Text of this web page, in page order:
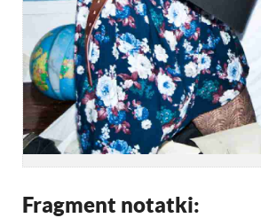
Fragment notatki: